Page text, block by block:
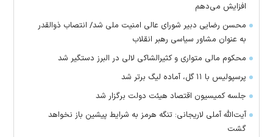
افزایش می‌دهم
محسن رضایی دبیر شورای عالی امنیت ملی شد/ انتصاب ذوالقدر
به عنوان مشاور سیاسی رهبر انقلاب
محکوم مالی متواری و کثیرالشاکی لالی در البرز دستگیر شد
پرسپولیس با ۱۱ گل، آماده لیگ برتر شد
جلسه کمیسیون اقتصاد هیئت دولت برگزار شد
آیت‌الله آملی لاریجانی: تنگه هرمز به شرایط پیشین باز نخواهد
گشت